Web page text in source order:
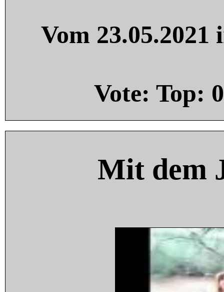
Vom
Vote: Top: 0
Mit dem